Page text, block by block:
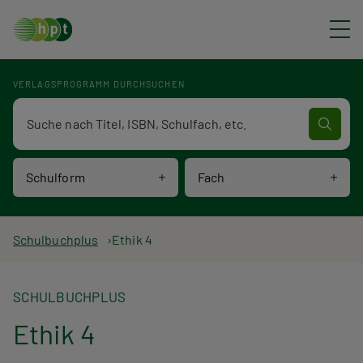
VERLAGSPROGRAMM DURCHSUCHEN
Schulform Fach
Verlagsprogramm Volltextsuche
P
a
d
Schulbuchplus Ethik 4
SCHULBUCHPLUS
Ethik 4